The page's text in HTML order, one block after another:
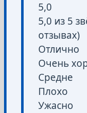
5,0
5,0 из 5
отзывах)
Отлично
Очень
Средне
Плохо
Ужасно